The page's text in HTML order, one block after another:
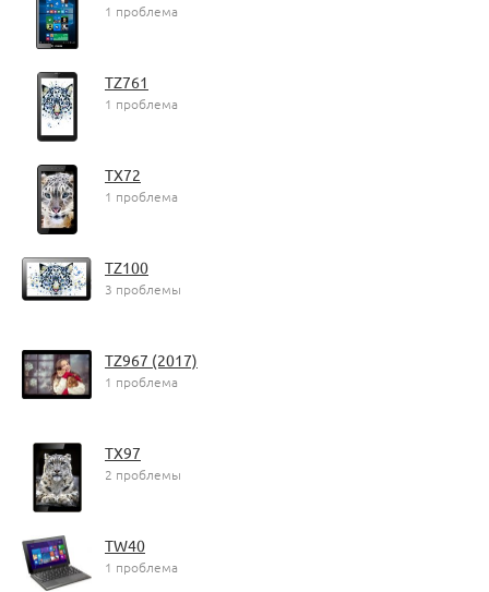
1 проблема
TZ761
1 проблема
TX72
1 проблема
TZ100
3 проблемы
TZ967 (2017)
1 проблема
TX97
2 проблемы
TW40
1 проблема